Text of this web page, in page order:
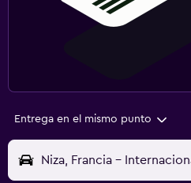
Entrega en el mismo punto